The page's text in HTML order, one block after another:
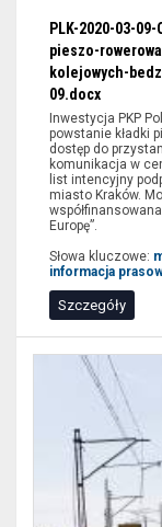
PLK-2020-03-
pieszo-
kolejowych-
09.docx
Inwestycja PKP
powstanie kładki
dostęp do
komunikacja w
list intencyjny
miasto Kraków.
Europę”.
Słowa kluczowe:
informacja
Szczegóły